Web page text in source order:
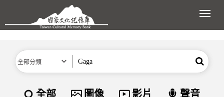
跳到主要內容區塊
展
分類 搜尋
資料類型
全部 圖像 影片 聲音